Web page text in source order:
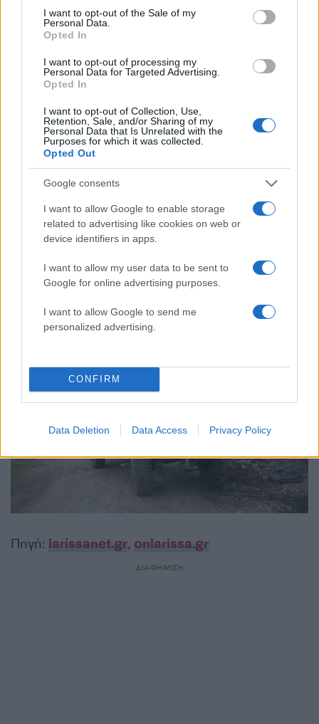
consent section.
I want to opt-out of the Sale of my
Personal Data.
Opted In
I want to opt-out of processing my
Personal Data for Targeted Advertising.
Opted In
I want to opt-out of Collection, Use,
Retention, Sale, and/or Sharing of my
Personal Data that Is Unrelated with the
Purposes for which it was collected.
Opted Out
Google consents
I want to allow Google to enable storage
related to advertising like cookies on web or
device identifiers in apps.
I want to allow my user data to be sent to
Google for online advertising purposes.
I want to allow Google to send me
personalized advertising.
CONFIRM
Data Deletion Data Access Privacy Policy
Πηγή: larissanet.gr, onlarissa.gr
ΔΙΑΦΗΜΙΣΗ